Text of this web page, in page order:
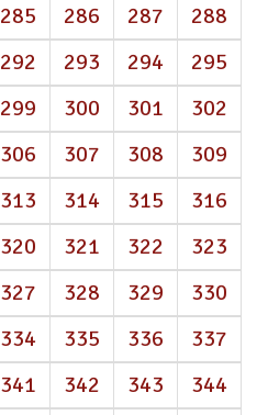
285 286 287
288
292 293 294
295
299 300 301
302
306 307 308
309
313 314 315
316
320 321 322
323
327 328 329
330
334 335 336
337
341 342 343
344